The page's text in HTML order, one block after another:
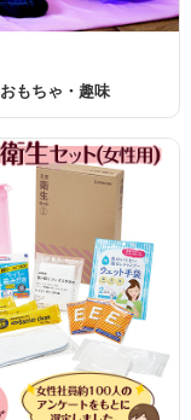
おもちゃ・趣味